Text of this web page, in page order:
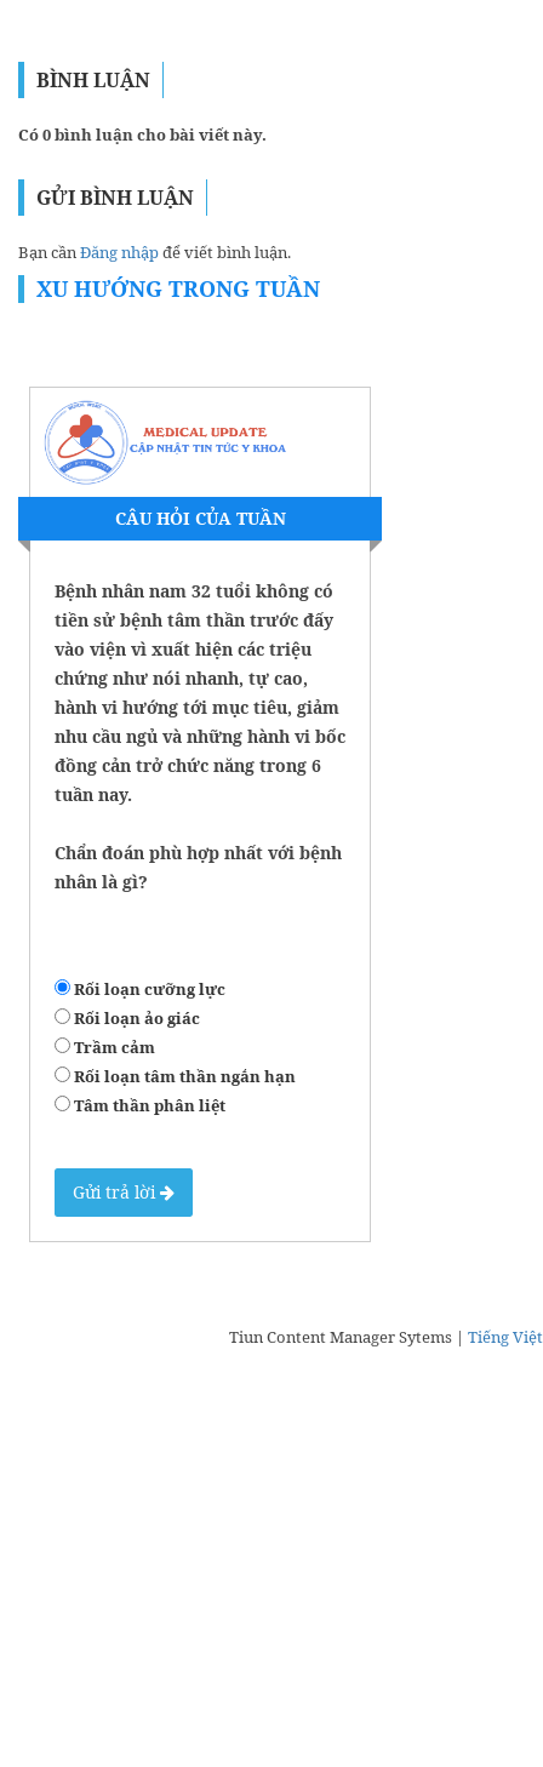
BÌNH LUẬN
Có 0 bình luận cho bài viết này.
GỬI BÌNH LUẬN
Bạn cầnĐăng nhậpđể viết bình luận.
XU HƯỚNG TRONG TUẦN
CÂU HỎI CỦA TUẦN
Bệnh nhân nam 32 tuổi không có
tiền sử bệnh tâm thần trước đấy
vào viện vì xuất hiện các triệu
chứng như nói nhanh, tự cao,
hành vi hướng tới mục tiêu, giảm
nhu cầu ngủ và những hành vi bốc
đồng cản trở chức năng trong 6
tuần nay.
Chẩn đoán phù hợp nhất với bệnh
nhân là gì?
Rối loạn cưỡng lực
Rối loạn ảo giác
Trầm cảm
Rối loạn tâm thần ngắn hạn
Tâm thần phân liệt
Gửi trả lời
Tiun Content Manager Sytems | Tiếng Việt